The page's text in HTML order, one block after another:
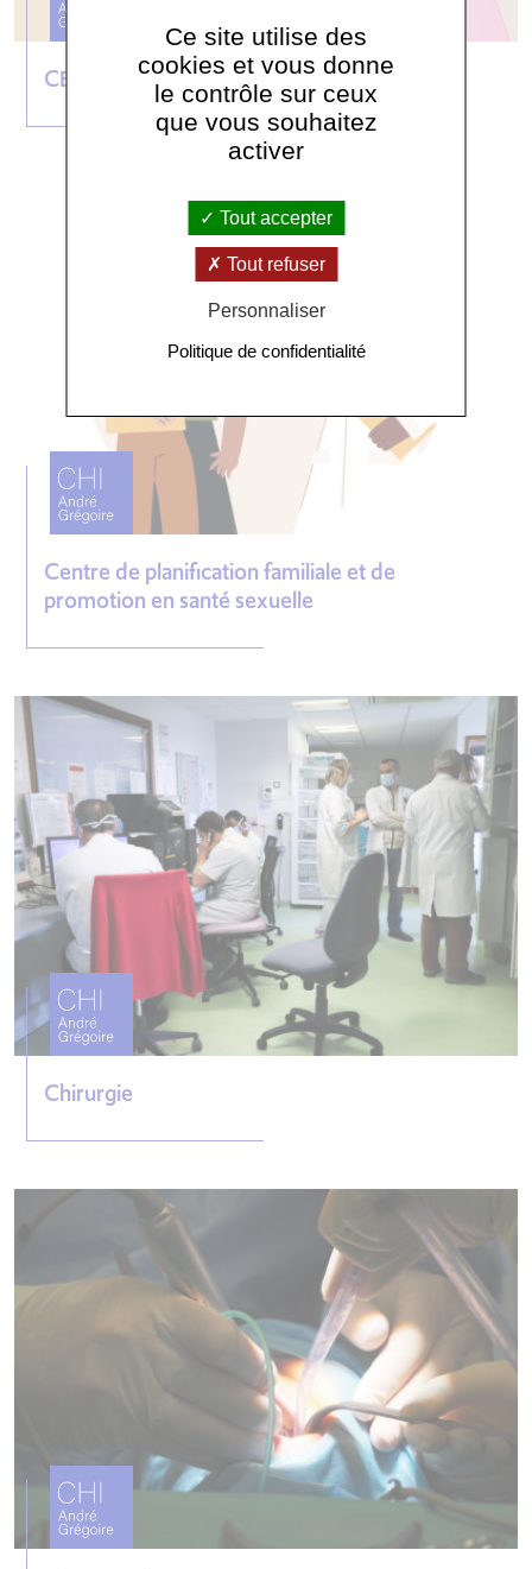
CEGIDD et PrEP
Centre de planification familiale et de
promotion en santé sexuelle
Chirurgie
Ce site utilise des
cookies et vous donne
le contrôle sur ceux
que vous souhaitez
activer
Tout accepter
Tout refuser
Personnaliser
Politique de confidentialité